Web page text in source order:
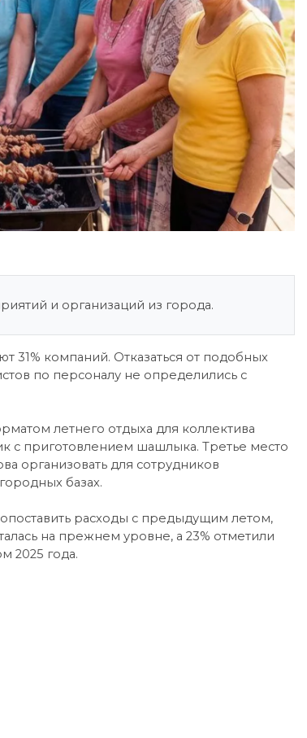
и организаций из города.
31% компаний. Отказаться от подобных
по персоналу не определились с
летнего отдыха для коллектива
с приготовлением шашлыка. Третье место
организовать для сотрудников
базах.
расходы с предыдущим летом,
на прежнем уровне, а 23% отметили
2025 года.